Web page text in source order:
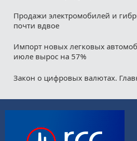
Продажи электромобилей и
почти вдвое
Импорт новых легковых
июле вырос на 57%
Закон о цифровых валютах.